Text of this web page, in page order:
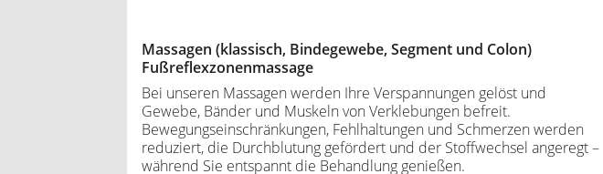
Massagen (klassisch, Bindegewebe, Segment und Colon)
Fußreflexzonenmassage
Bei unseren Massagen werden Ihre Verspannungen gelöst und
Gewebe, Bänder und Muskeln von Verklebungen befreit.
Bewegungseinschränkungen, Fehlhaltungen und Schmerzen werden
reduziert, die Durchblutung gefördert und der Stoffwechsel angeregt –
während Sie entspannt die Behandlung genießen.